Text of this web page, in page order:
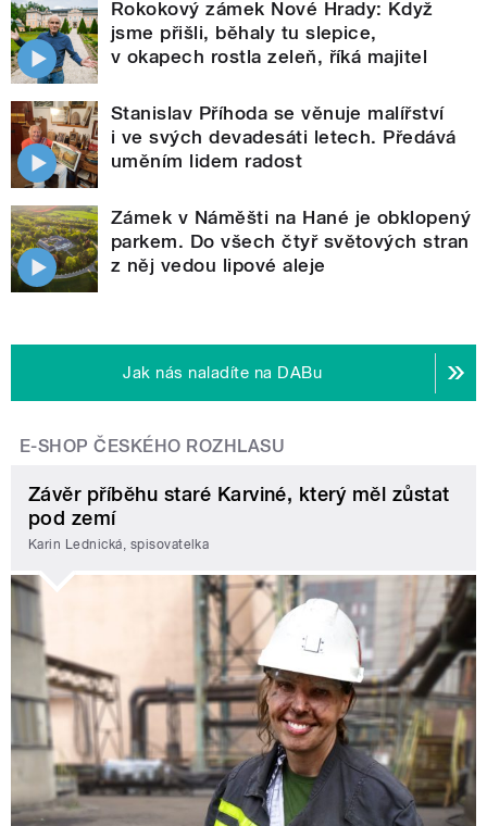
Rokokový zámek Nové Hrady: Když
jsme přišli, běhaly tu slepice,
v okapech rostla zeleň, říká majitel
Stanislav Příhoda se věnuje malířství
i ve svých devadesáti letech. Předává
uměním lidem radost
Zámek v Náměšti na Hané je obklopený
parkem. Do všech čtyř světových stran
z něj vedou lipové aleje
Jak nás naladíte na DABu
E-SHOP ČESKÉHO ROZHLASU
Závěr příběhu staré Karviné, který měl zůstat
pod zemí
Karin Lednická, spisovatelka